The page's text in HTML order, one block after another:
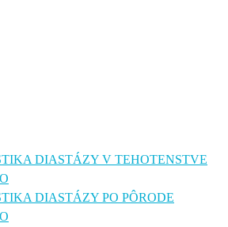
DIASTÁZY V TEHOTENSTVE
DIASTÁZY PO PÔRODE